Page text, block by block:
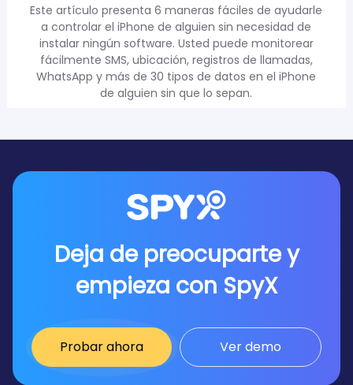
Este artículo presenta 6 maneras fáciles de ayudarle
a controlar el iPhone de alguien sin necesidad de
instalar ningún software. Usted puede monitorear
fácilmente SMS, ubicación, registros de llamadas,
WhatsApp y más de 30 tipos de datos en el iPhone
de alguien sin que lo sepan.
Deja de preocuparte y
empieza con SpyX
Probar ahora Ver demo